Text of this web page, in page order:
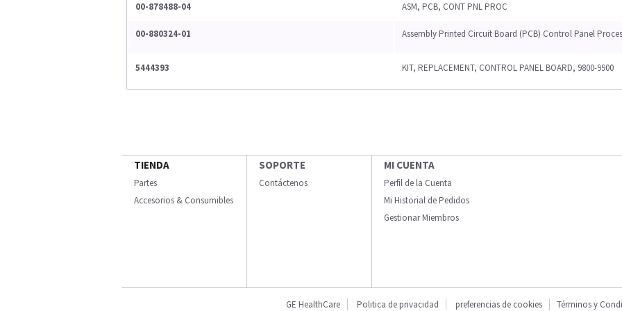
00-878488-04 ASM, PCB, CONT PNL PROC
00-880324-01 Assembly Printed Circuit Board (PCB) Control Panel Proces
5444393 KIT, REPLACEMENT, CONTROL PANEL BOARD, 9800-9900
TIENDA
Partes
Accesorios & Consumibles
SOPORTE
Contáctenos
MI CUENTA
Perfil de la Cuenta
Mi Historial de Pedidos
Gestionar Miembros
GE HealthCare Politica de privacidad preferencias de cookies Términos y